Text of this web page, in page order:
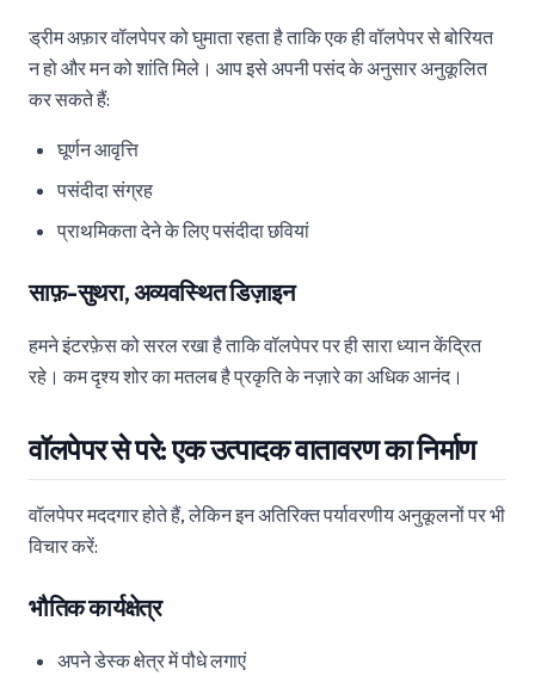
ड्रीम अफ़ार वॉलपेपर को घुमाता रहता है ताकि एक ही वॉलपेपर से बोरियत
न हो और मन को शांति मिले। आप इसे अपनी पसंद के अनुसार अनुकूलित
कर सकते हैं:
घूर्णन आवृत्ति
पसंदीदा संग्रह
प्राथमिकता देने के लिए पसंदीदा छवियां
साफ़-सुथरा, अव्यवस्थित डिज़ाइन
हमने इंटरफ़ेस को सरल रखा है ताकि वॉलपेपर पर ही सारा ध्यान केंद्रित
रहे। कम दृश्य शोर का मतलब है प्रकृति के नज़ारे का अधिक आनंद।
वॉलपेपर से परे: एक उत्पादक वातावरण का निर्माण
वॉलपेपर मददगार होते हैं, लेकिन इन अतिरिक्त पर्यावरणीय अनुकूलनों पर भी
विचार करें:
भौतिक कार्यक्षेत्र
अपने डेस्क क्षेत्र में पौधे लगाएं